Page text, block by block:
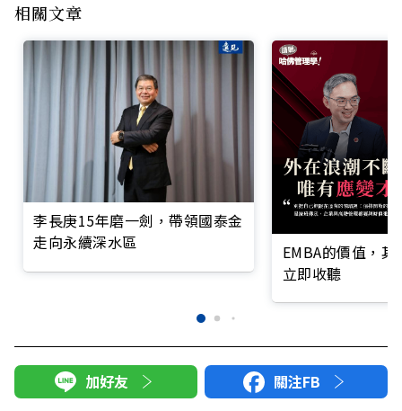
相關文章
李長庚15年磨一劍，帶領國泰金
走向永續深水區
EMBA的價值，
立即收聽
加好友 關注FB